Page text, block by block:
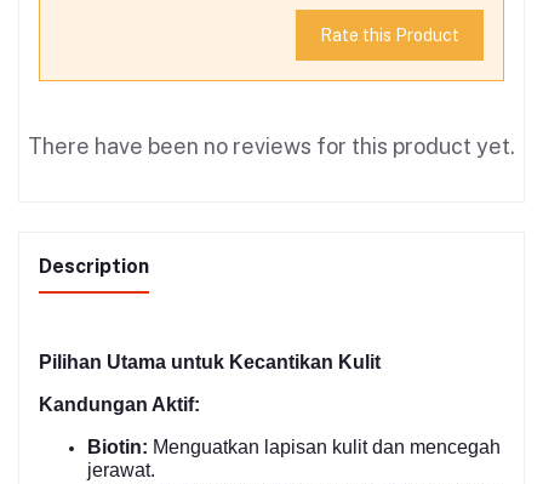
Rate this Product
There have been no reviews for this product yet.
Description
Pilihan Utama untuk Kecantikan Kulit
Kandungan Aktif:
Biotin: Menguatkan lapisan kulit dan mencegah
jerawat.